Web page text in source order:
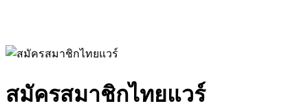
สมัครสมาชิกไทยแวร์